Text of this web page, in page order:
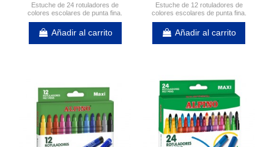
Estuche de 24 rotuladores de
colores escolares de punta fina.
Añadir al carrito
Estuche de 12 rotuladores de
colores escolares de punta fina.
Añadir al carrito